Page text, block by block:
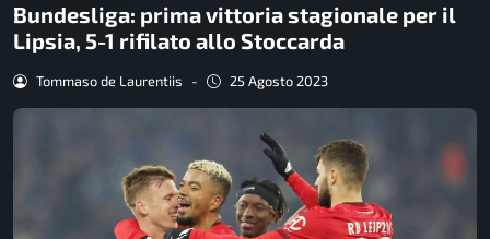
Bundesliga: prima vittoria stagionale per il
Lipsia, 5-1 rifilato allo Stoccarda
Tommaso de Laurentiis - 25 Agosto 2023